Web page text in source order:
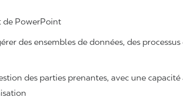
de PowerPoint
des ensembles de données, des
des parties prenantes, avec une